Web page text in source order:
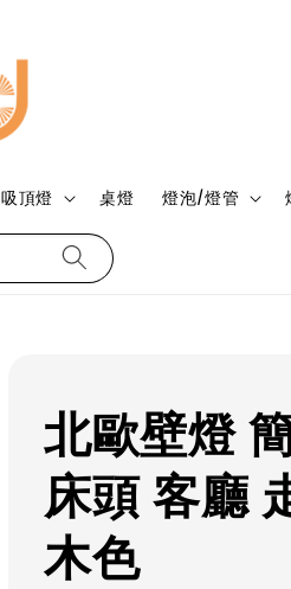
吸頂燈 桌燈 燈泡/燈管
北歐壁燈
床頭 客廳
木色